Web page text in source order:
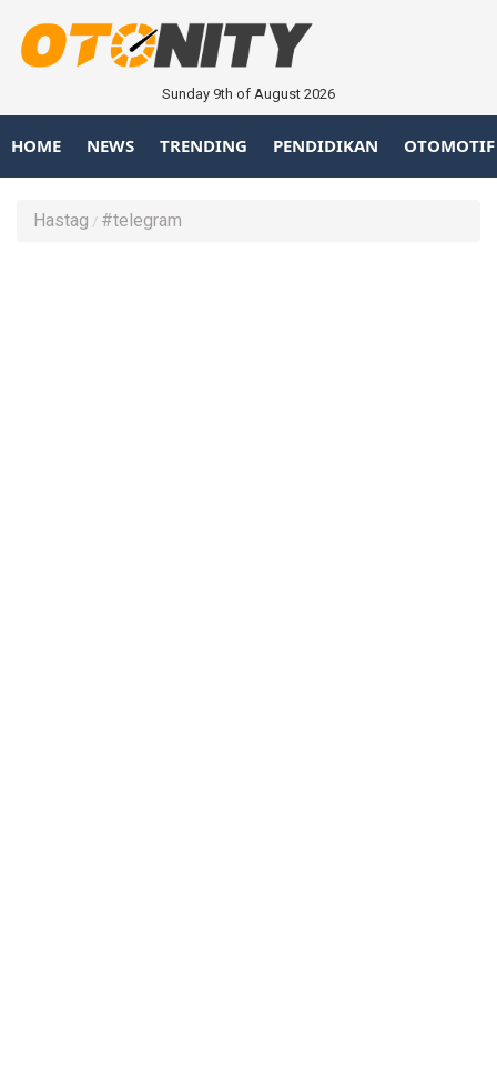
Sunday 9th of August 2026
HOME NEWS TRENDING PENDIDIKAN OTOMOTIF
Hastag #telegram